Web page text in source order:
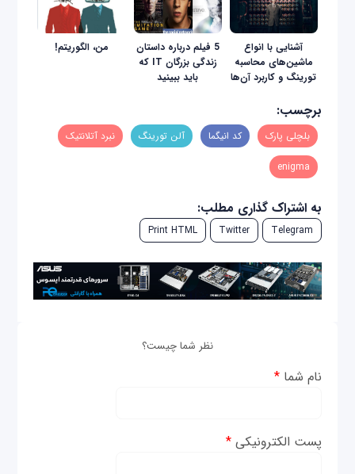
آشنایی با انواع
ماشین‌های محاسبه
تورینگ و کاربرد آن‌ها
5 فیلم درباره داستان
زندگی بزرگان IT که
باید ببینید
من، الگوريتم!
برچسب:
بلچلی پارک کد انیگما آلن تورینگ نبرد آتلانتیک
enigma
به اشتراک گذاری مطلب:
Telegram
Twitter
Print HTML
نظر شما چیست؟
نام شما*
پست الکترونیکی*